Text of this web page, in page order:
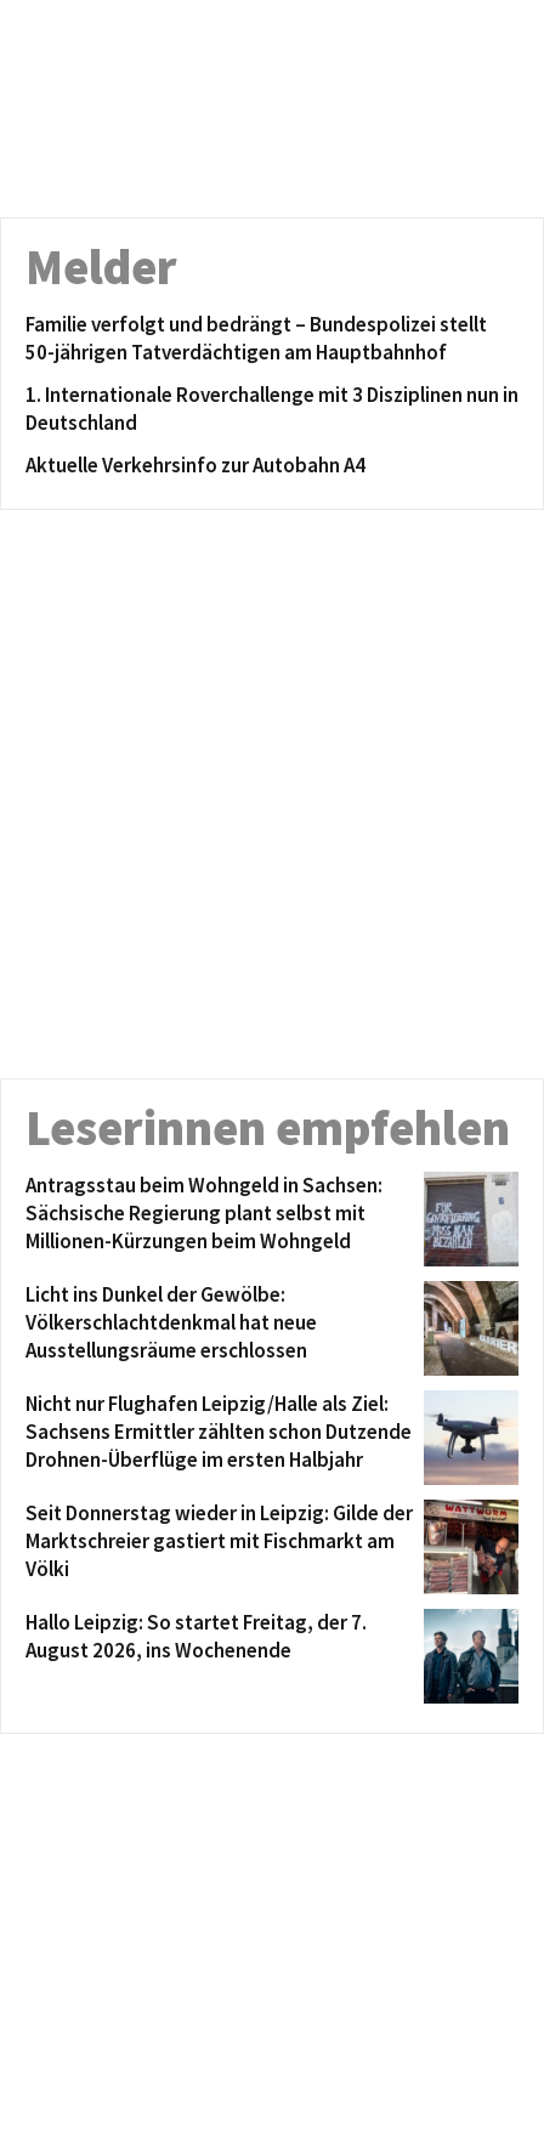
Melder
Familie verfolgt und bedrängt – Bundespolizei stellt
50-jährigen Tatverdächtigen am Hauptbahnhof
1. Internationale Roverchallenge mit 3 Disziplinen nun in
Deutschland
Aktuelle Verkehrsinfo zur Autobahn A4
Leserinnen empfehlen
Antragsstau beim Wohngeld in Sachsen:
Sächsische Regierung plant selbst mit
Millionen-Kürzungen beim Wohngeld
Licht ins Dunkel der Gewölbe:
Völkerschlachtdenkmal hat neue
Ausstellungsräume erschlossen
Nicht nur Flughafen Leipzig/Halle als Ziel:
Sachsens Ermittler zählten schon Dutzende
Drohnen-Überflüge im ersten Halbjahr
Seit Donnerstag wieder in Leipzig: Gilde der
Marktschreier gastiert mit Fischmarkt am
Völki
Hallo Leipzig: So startet Freitag, der 7.
August 2026, ins Wochenende